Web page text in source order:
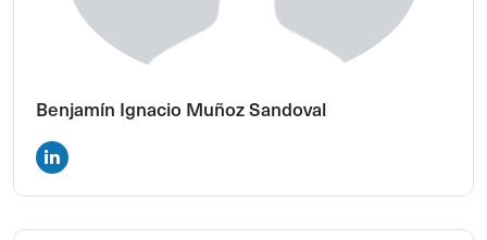
Benjamín Ignacio Muñoz Sandoval